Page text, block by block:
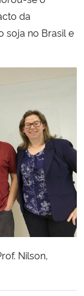
da
soja no Brasil e
Nilson,